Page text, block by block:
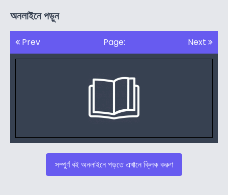
অনলাইনে পড়ুন
Prev Page: Next
সম্পুর্ণ বই অনলাইনে পড়তে এখানে ক্লিক করুণ